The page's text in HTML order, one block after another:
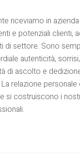
riceviamo in azienda
e potenziali clienti,
di settore. Sono
autenticità,
di ascolto e
relazione personale
si costruiscono i